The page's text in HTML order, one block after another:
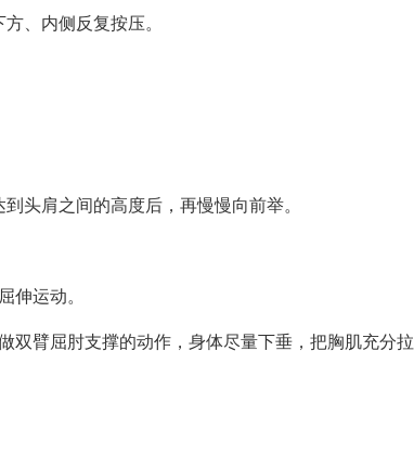
、内侧反复按压。
头肩之间的高度后，再慢慢向前举。
伸运动。
双臂屈肘支撑的动作，身体尽量下垂，把胸肌充分拉